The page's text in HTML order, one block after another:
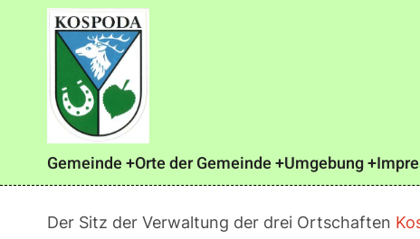
Main
navigation
Gemeinde Orte der Gemeinde Umgebung
Der Sitz der Verwaltung der drei Ortschaften